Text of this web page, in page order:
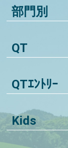
部門別
QT
QTｴﾝﾄﾘｰ
Kids